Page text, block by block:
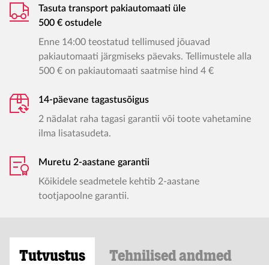
Tasuta transport pakiautomaati üle
500 € ostudele
Enne 14:00 teostatud tellimused jõuavad
pakiautomaati järgmiseks päevaks. Tellimustele alla
500 € on pakiautomaati saatmise hind 4 €
14-päevane tagastusõigus
2 nädalat raha tagasi garantii või toote vahetamine
ilma lisatasudeta.
Muretu 2-aastane garantii
Kõikidele seadmetele kehtib 2-aastane
tootjapoolne garantii.
Tutvustus Tehnilised andmed